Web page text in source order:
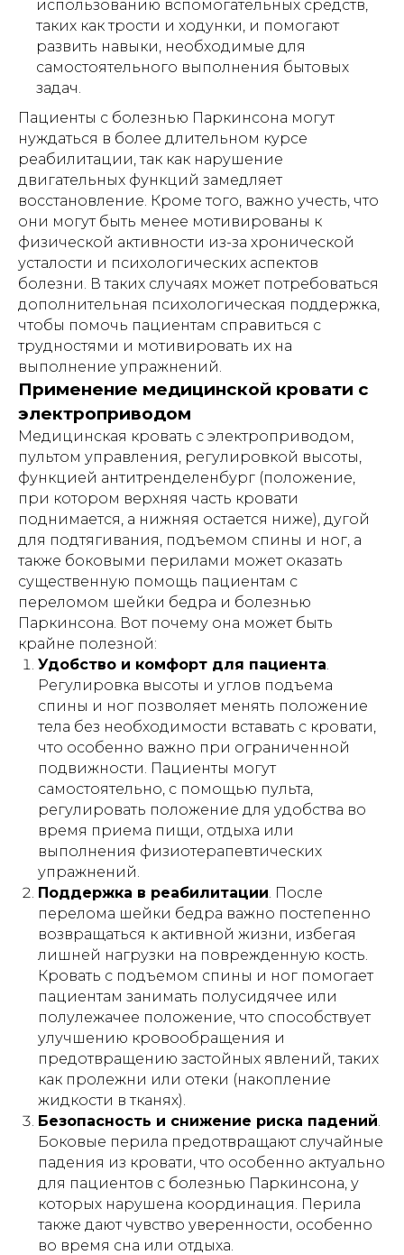
использованию вспомогательных средств,
таких как трости и ходунки, и помогают
развить навыки, необходимые для
самостоятельного выполнения бытовых
задач.
Пациенты с болезнью Паркинсона могут
нуждаться в более длительном курсе
реабилитации, так как нарушение
двигательных функций замедляет
восстановление. Кроме того, важно учесть, что
они могут быть менее мотивированы к
физической активности из-за хронической
усталости и психологических аспектов
болезни. В таких случаях может потребоваться
дополнительная психологическая поддержка,
чтобы помочь пациентам справиться с
трудностями и мотивировать их на
выполнение упражнений.
Применение медицинской кровати с
электроприводом
Медицинская кровать с электроприводом,
пультом управления, регулировкой высоты,
функцией антитренделенбург (положение,
при котором верхняя часть кровати
поднимается, а нижняя остается ниже), дугой
для подтягивания, подъемом спины и ног, а
также боковыми перилами может оказать
существенную помощь пациентам с
переломом шейки бедра и болезнью
Паркинсона. Вот почему она может быть
крайне полезной:
Удобство и комфорт для пациента.
Регулировка высоты и углов подъема
спины и ног позволяет менять положение
тела без необходимости вставать с кровати,
что особенно важно при ограниченной
подвижности. Пациенты могут
самостоятельно, с помощью пульта,
регулировать положение для удобства во
время приема пищи, отдыха или
выполнения физиотерапевтических
упражнений.
Поддержка в реабилитации. После
перелома шейки бедра важно постепенно
возвращаться к активной жизни, избегая
лишней нагрузки на поврежденную кость.
Кровать с подъемом спины и ног помогает
пациентам занимать полусидячее или
полулежачее положение, что способствует
улучшению кровообращения и
предотвращению застойных явлений, таких
как пролежни или отеки (накопление
жидкости в тканях).
Безопасность и снижение риска падений.
Боковые перила предотвращают случайные
падения из кровати, что особенно актуально
для пациентов с болезнью Паркинсона, у
которых нарушена координация. Перила
также дают чувство уверенности, особенно
во время сна или отдыха.
привезем
такую
кровать
АРЕНДА МЕДИЦИНСКИХ КРОВАТЕЙ
облегчит ежедневный уход
и реабилитацию
ПОДРОБНЕЕ
7 положений
регулируются пультом -
без усилий
7 положений
Внимание!Информация,
представленная в данной статье, носит
исключительно ознакомительный
характер и не может заменить
профессиональную медицинскую
консультацию, диагностику или
лечение. Перед использованием
любых рекомендаций, упомянутых в
статье методов лечения, препаратов
или медицинских изделий,
обязательно проконсультируйтесь с
квалифицированным врачом. Помните,
что самолечение может нанести вред
вашему здоровью. Автор и издатель не
несут ответственности за возможные
негативные последствия, вызванные
использованием информации из статьи.
ПРОДЛЕНИЕ АРЕНДЫ
⏎ | Вернуться на главную